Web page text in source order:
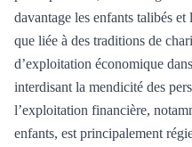
davantage les enfants talibés
que liée à des traditions de
d’exploitation économique
interdisant la mendicité des
l’exploitation financière,
enfants, est principalement